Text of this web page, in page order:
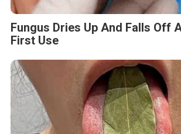
Fungus Dries Up And Falls Off
First Use